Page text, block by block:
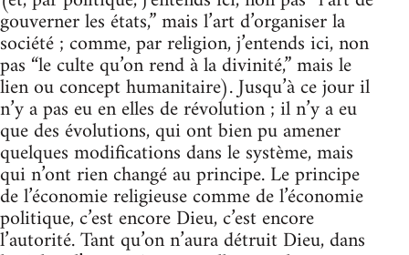
gouverner les états,” mais l’art d’organiser la
société ; comme, par religion, j’entends ici, non
pas “le culte qu’on rend à la divinité,” mais le
lien ou concept humanitaire). Jusqu’à ce jour il
n’y a pas eu en elles de révolution ; il n’y a eu
que des évolutions, qui ont bien pu amener
quelques modifications dans le système, mais
qui n’ont rien changé au principe. Le principe
de l’économie religieuse comme de l’économie
politique, c’est encore Dieu, c’est encore
l’autorité. Tant qu’on n’aura détruit Dieu, dans